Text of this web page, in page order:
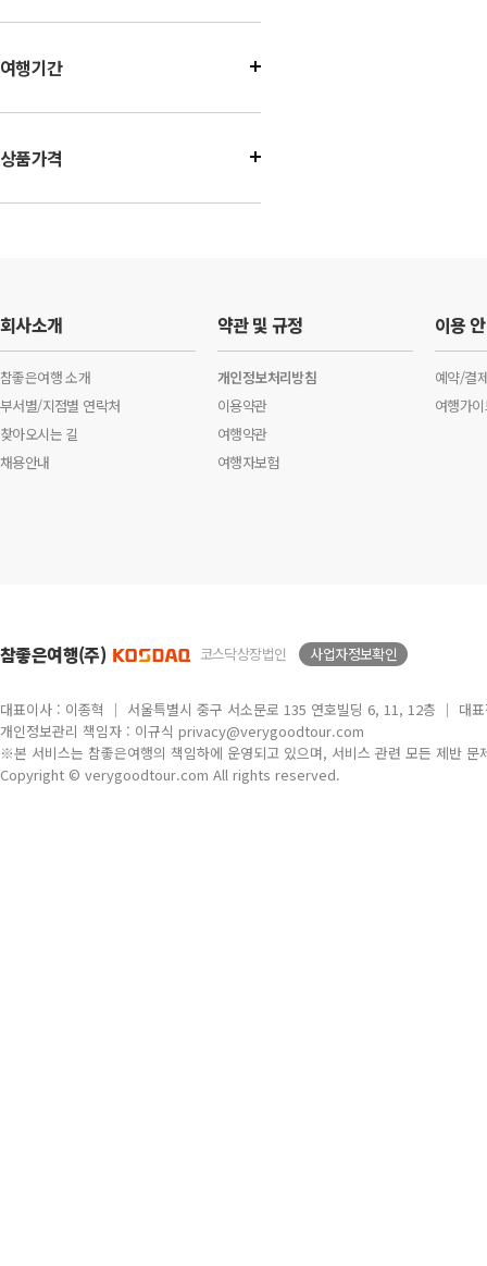
여행기간
상품가격
회사소개
참좋은여행 소개
부서별/지점별 연락처
찾아오시는 길
채용안내
약관 및 규정
개인정보처리방침
이용약관
여행약관
여행자보험
이용
예약/결
여행가
참좋은여행(주) 코스닥상장법인 사업자정보확인
대표이사 : 이종혁 │ 서울특별시 중구 서소문로 135 연호빌딩 6, 11, 12층 │
개인정보관리 책임자 : 이규식 privacy@verygoodtour.com
※본 서비스는 참좋은여행의 책임하에 운영되고 있으며, 서비스 관련 모든 제반
Copyright © verygoodtour.com All rights reserved.